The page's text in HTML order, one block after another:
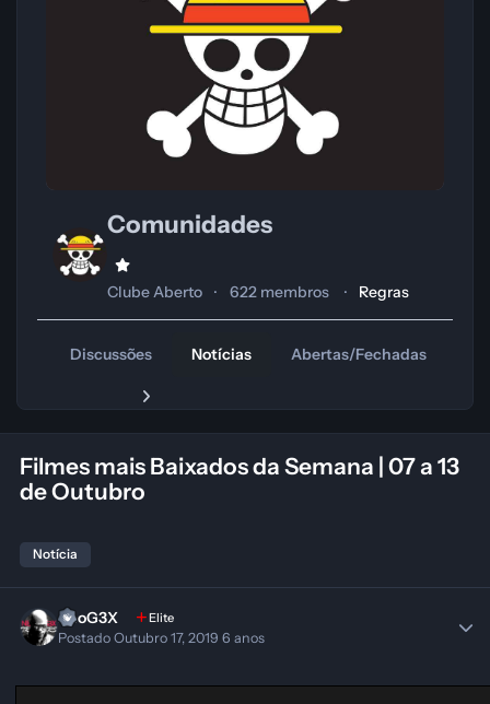
Comunidades
Clube Aberto 622 membros Regras
Discussões Notícias Abertas/Fechadas
Filmes mais Baixados da Semana | 07 a 13
de Outubro
Notícia
NeoG3X Elite
PostadoOutubro 17, 20196 anos